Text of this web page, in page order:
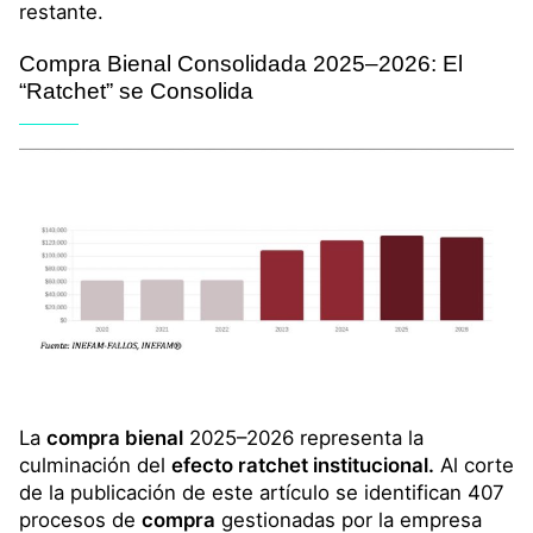
restante.
Compra Bienal Consolidada 2025–2026: El
“Ratchet” se Consolida
La compra bienal 2025–2026 representa la
culminación del efecto ratchet institucional. Al corte
de la publicación de este artículo se identifican 407
procesos de compra gestionadas por la empresa